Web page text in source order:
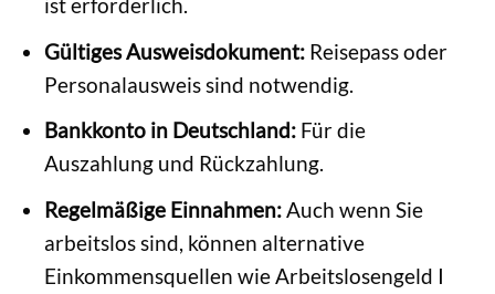
ist erforderlich.
Gültiges Ausweisdokument:Reisepass oder
Personalausweis sind notwendig.
Bankkonto in Deutschland:Für die
Auszahlung und Rückzahlung.
Regelmäßige Einnahmen:Auch wenn Sie
arbeitslos sind, können alternative
Einkommensquellen wie Arbeitslosengeld I